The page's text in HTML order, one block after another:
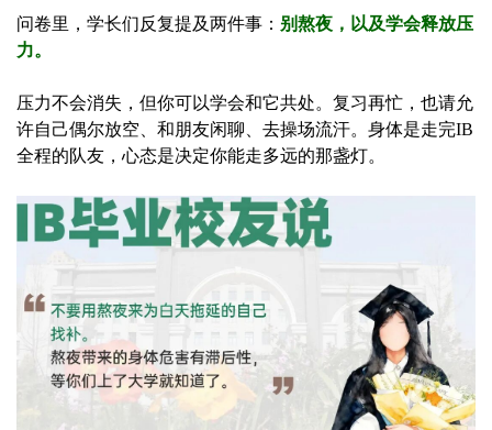
问卷里，学长们反复提及两件事： 别熬夜，以及学会释放压
力。
压力不会消失，但你可以学会和它共处。复习再忙，也请允
许自己偶尔放空、和朋友闲聊、去操场流汗。身体是走完IB
全程的队友，心态是决定你能走多远的那盏灯。